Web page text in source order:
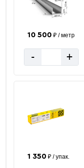
10 500₽ / метр
- +
1 350₽ / упак.